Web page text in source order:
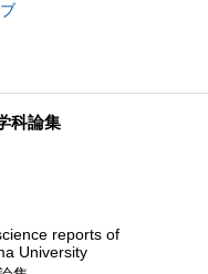
科論集
reports of
University